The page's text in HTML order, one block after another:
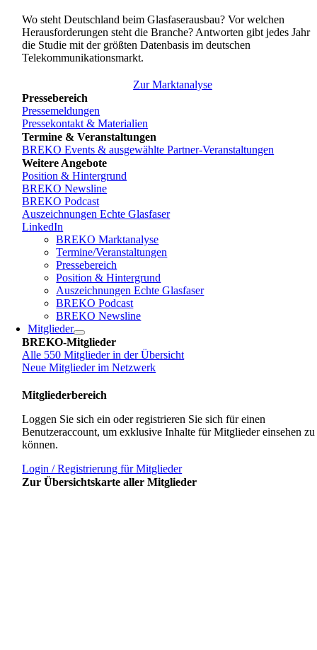
Wo steht Deutschland beim Glasfaserausbau? Vor welchen
Herausforderungen steht die Branche? Antworten gibt jedes Jahr
die Studie mit der größten Datenbasis im deutschen
Telekommunikationsmarkt.
Zur Marktanalyse
Pressebereich
Pressemeldungen
Pressekontakt & Materialien
Termine & Veranstaltungen
BREKO Events & ausgewählte Partner-Veranstaltungen
Weitere Angebote
Position & Hintergrund
BREKO Newsline
BREKO Podcast
Auszeichnungen Echte Glasfaser
LinkedIn
BREKO Marktanalyse
Termine/Veranstaltungen
Pressebereich
Position & Hintergrund
Auszeichnungen Echte Glasfaser
BREKO Podcast
BREKO Newsline
Mitglieder
BREKO-Mitglieder
Alle 550 Mitglieder in der Übersicht
Neue Mitglieder im Netzwerk
Mitgliederbereich
Loggen Sie sich ein oder registrieren Sie sich für einen
Benutzeraccount, um exklusive Inhalte für Mitglieder einsehen zu
können.
Login / Registrierung für Mitglieder
Zur Übersichtskarte aller Mitglieder